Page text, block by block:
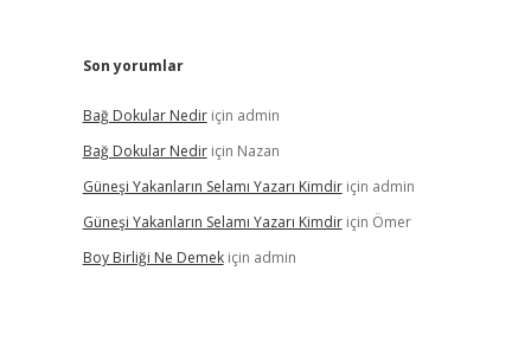
Son yorumlar
Bağ Dokular Nediriçin admin
Bağ Dokular Nediriçin Nazan
Güneşi Yakanların Selamı Yazarı Kimdiriçin admin
Güneşi Yakanların Selamı Yazarı Kimdiriçin Ömer
Boy Birliği Ne Demekiçin admin